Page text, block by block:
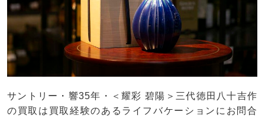
サントリー・響35年・＜耀彩 碧陽＞三代徳田八十吉作
の買取は買取経験のあるライフバケーションにお問合